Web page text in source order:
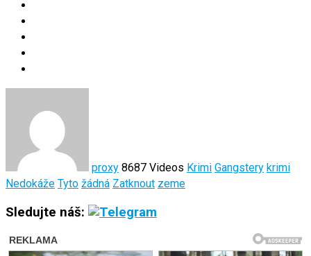
proxy 8687 Videos Krimi Gangstery krimi
Nedokáže Tyto žádná Zatknout zeme
Sledujte náš: